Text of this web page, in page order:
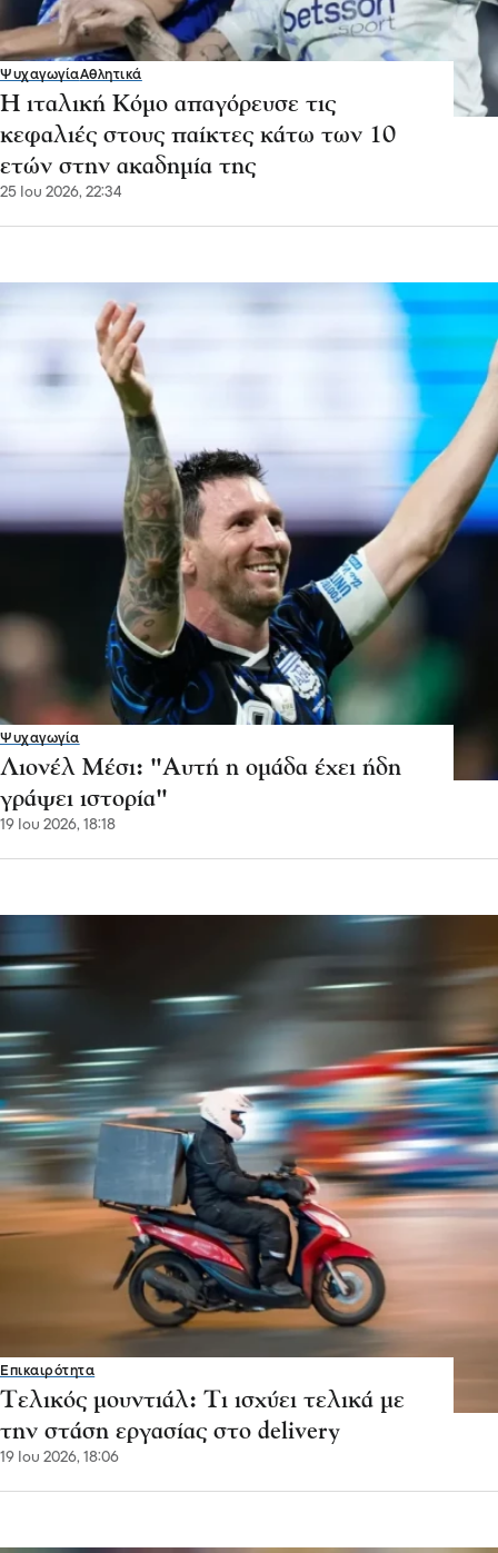
ΨυχαγωγίαΑθλητικά
Η ιταλική Κόμο απαγόρευσε τις
κεφαλιές στους παίκτες κάτω των 10
ετών στην ακαδημία της
25 Ιου 2026, 22:34
Ψυχαγωγία
Λιονέλ Μέσι: "Αυτή η ομάδα έχει ήδη
γράψει ιστορία"
19 Ιου 2026, 18:18
Επικαιρότητα
Τελικός μουντιάλ: Τι ισχύει τελικά με
την στάση εργασίας στο delivery
19 Ιου 2026, 18:06